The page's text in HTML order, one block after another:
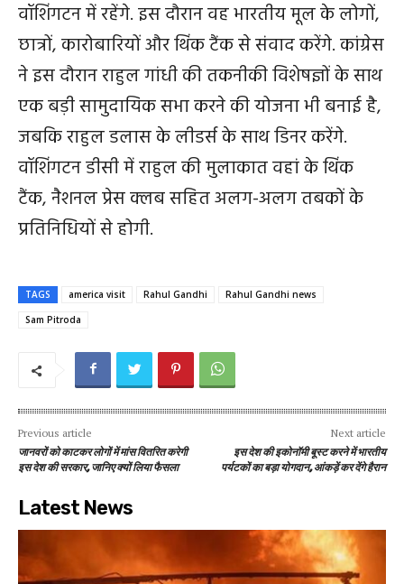
वॉशिंगटन में रहेंगे. इस दौरान वह भारतीय मूल के लोगों,
छात्रों, कारोबारियों और थिंक टैंक से संवाद करेंगे. कांग्रेस
ने इस दौरान राहुल गांधी की तकनीकी विशेषज्ञों के साथ
एक बड़ी सामुदायिक सभा करने की योजना भी बनाई है,
जबकि राहुल डलास के लीडर्स के साथ डिनर करेंगे.
वॉशिंगटन डीसी में राहुल की मुलाकात वहां के थिंक
टैंक, नैशनल प्रेस क्लब सहित अलग-अलग तबकों के
प्रतिनिधियों से होगी.
TAGS america visit Rahul Gandhi
Rahul Gandhi news
Sam Pitroda
Previous article
जानवरों को काटकर लोगों में मांस वितरित करेगी
इस देश की सरकार, जानिए क्यों लिया फैसला
Next article
इस देश की इकोनॉमी बूस्ट करने में भारतीय
पर्यटकों का बड़ा योगदान, आंकड़ें कर देंगे हैरान
Latest News